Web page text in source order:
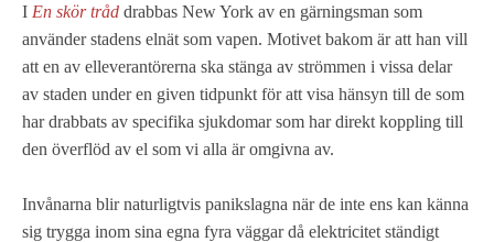
I En skör tråd drabbas New York av en gärningsman som
använder stadens elnät som vapen. Motivet bakom är att han vill
att en av elleverantörerna ska stänga av strömmen i vissa delar
av staden under en given tidpunkt för att visa hänsyn till de som
har drabbats av specifika sjukdomar som har direkt koppling till
den överflöd av el som vi alla är omgivna av.
Invånarna blir naturligtvis panikslagna när de inte ens kan känna
sig trygga inom sina egna fyra väggar då elektricitet ständigt